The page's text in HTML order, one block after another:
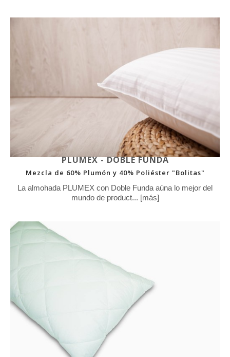
PLUMEX - DOBLE FUNDA
Mezcla de 60% Plumón y 40% Poliéster "Bolitas"
La almohada PLUMEX con Doble Funda aúna lo mejor del
mundo de product... [más]